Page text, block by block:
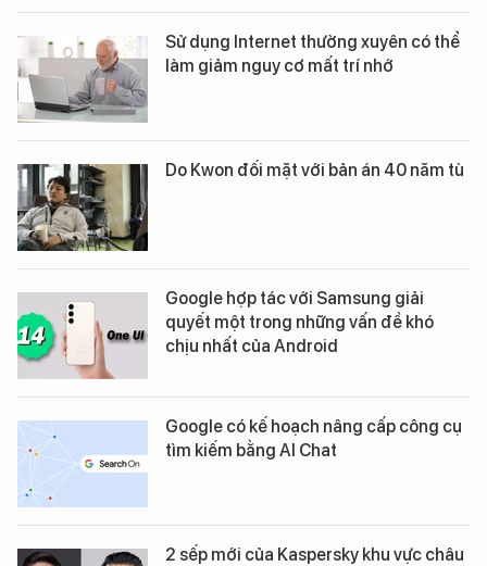
Sử dụng Internet thường xuyên có thể
làm giảm nguy cơ mất trí nhớ
Do Kwon đối mặt với bản án 40 năm tù
Google hợp tác với Samsung giải
quyết một trong những vấn đề khó
chịu nhất của Android
Google có kế hoạch nâng cấp công cụ
tìm kiếm bằng AI Chat
2 sếp mới của Kaspersky khu vực châu